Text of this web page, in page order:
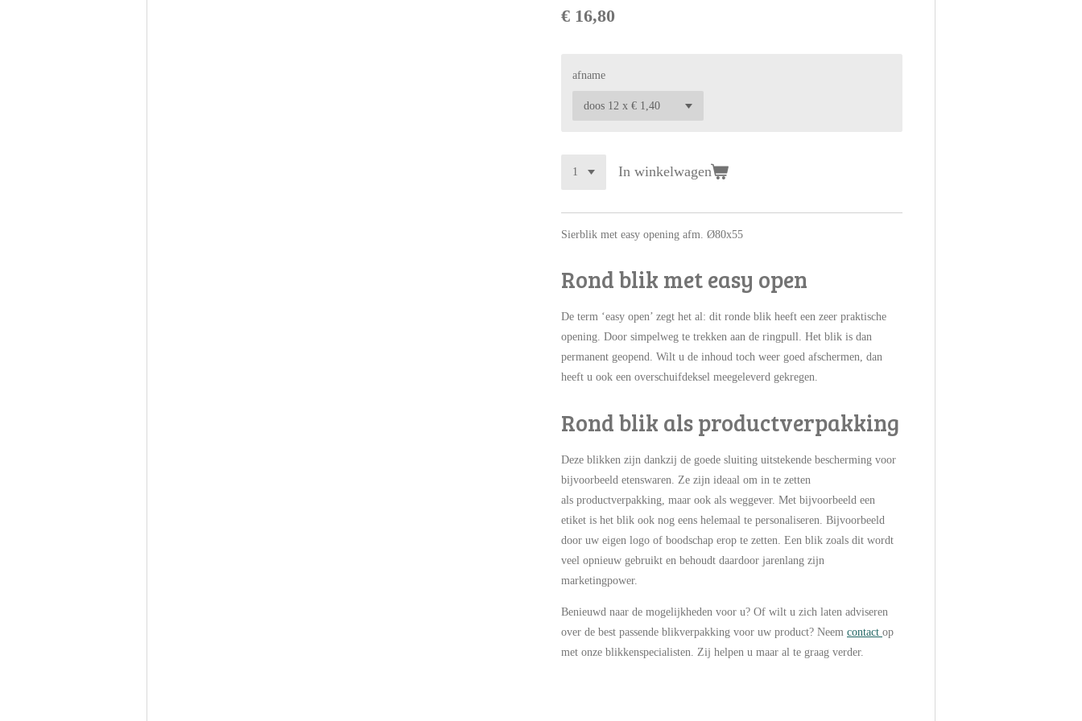
€ 16,80
afname
In winkelwagen
Sierblik met easy opening afm. Ø80x55
Rond blik met easy open
De term ‘easy open’ zegt het al: dit ronde blik heeft een zeer praktische
opening. Door simpelweg te trekken aan de ringpull. Het blik is dan
permanent geopend. Wilt u de inhoud toch weer goed afschermen, dan
heeft u ook een overschuifdeksel meegeleverd gekregen.
Rond blik als productverpakking
Deze blikken zijn dankzij de goede sluiting uitstekende bescherming voor
bijvoorbeeld etenswaren. Ze zijn ideaal om in te zetten
als productverpakking, maar ook als weggever. Met bijvoorbeeld een
etiket is het blik ook nog eens helemaal te personaliseren. Bijvoorbeeld
door uw eigen logo of boodschap erop te zetten. Een blik zoals dit wordt
veel opnieuw gebruikt en behoudt daardoor jarenlang zijn
marketingpower.
Benieuwd naar de mogelijkheden voor u? Of wilt u zich laten adviseren
over de best passende blikverpakking voor uw product? Neem contact op
met onze blikkenspecialisten. Zij helpen u maar al te graag verder.